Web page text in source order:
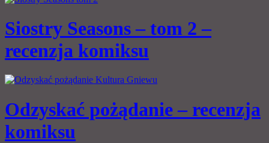
Siostry Seasons – tom 2 –
recenzja komiksu
Odzyskać pożądanie – recenzja
komiksu